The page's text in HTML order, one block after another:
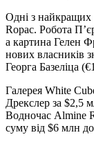
Одні з найкращих
Ropac. Робота
а картина Гелен
нових власників
Георга Базеліца
Галерея White
Дрекслер за $2,5
Водночас Almine
суму від $6 млн